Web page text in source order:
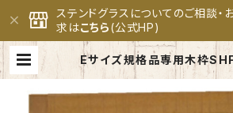
ステンドグラスについてのご相談・
求はこちら(公式HP)
Eサイズ規格品専用木枠
セブンホーム ステンドグラ